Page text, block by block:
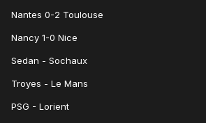
Nantes 0-2 Toulouse
Nancy 1-0 Nice
Sedan - Sochaux
Troyes - Le Mans
PSG - Lorient